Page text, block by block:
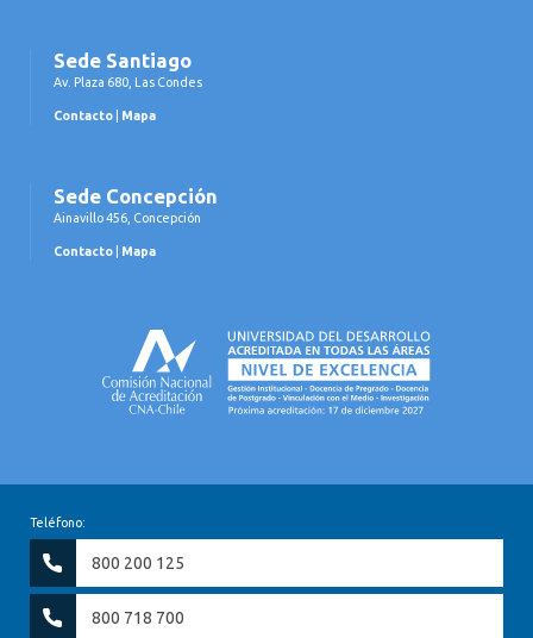
Sede Santiago
Av. Plaza 680, Las Condes
Contacto Mapa
Sede Concepción
Ainavillo 456, Concepción
Contacto Mapa
Teléfono:
800 200 125
800 718 700